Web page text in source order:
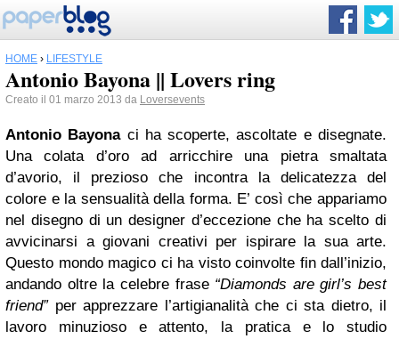
HOME › LIFESTYLE
Antonio Bayona || Lovers ring
Creato il 01 marzo 2013 da Loversevents
Antonio Bayonaci ha scoperte, ascoltate e disegnate.
Una colata d’oro ad arricchire una pietra smaltata
d’avorio, il prezioso che incontra la delicatezza del
colore e la sensualità della forma. E’ così che appariamo
nel disegno di un designer d’eccezione che ha scelto di
avvicinarsi a giovani creativi per ispirare la sua arte.
Questo mondo magico ci ha visto coinvolte fin dall’inizio,
andando oltre la celebre frase “Diamonds are girl’s best
friend” per apprezzare l’artigianalità che ci sta dietro, il
lavoro minuzioso e attento, la pratica e lo studio